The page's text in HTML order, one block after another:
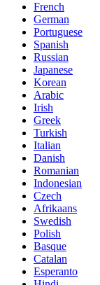
French
German
Portuguese
Spanish
Russian
Japanese
Korean
Arabic
Irish
Greek
Turkish
Italian
Danish
Romanian
Indonesian
Czech
Afrikaans
Swedish
Polish
Basque
Catalan
Esperanto